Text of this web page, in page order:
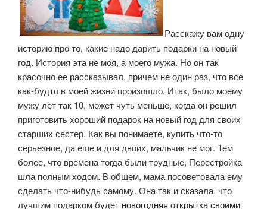
Расскажу вам одну
историю про то, какие надо дарить подарки на новый
год. История эта не моя, а моего мужа. Но он так
красочно ее рассказывал, причем не один раз, что все
как-будто в моей жизни произошло. Итак, было моему
мужу лет так 10, может чуть меньше, когда он решил
приготовить хороший подарок на новый год для своих
старших сестер. Как вы понимаете, купить что-то
серьезное, да еще и для двоих, мальчик не мог. Тем
более, что времена тогда были трудные, Перестройка
шла полным ходом. В общем, мама посоветовала ему
сделать что-нибудь самому. Она так и сказала, что
лучшим подарком будет новогодняя открытка своими